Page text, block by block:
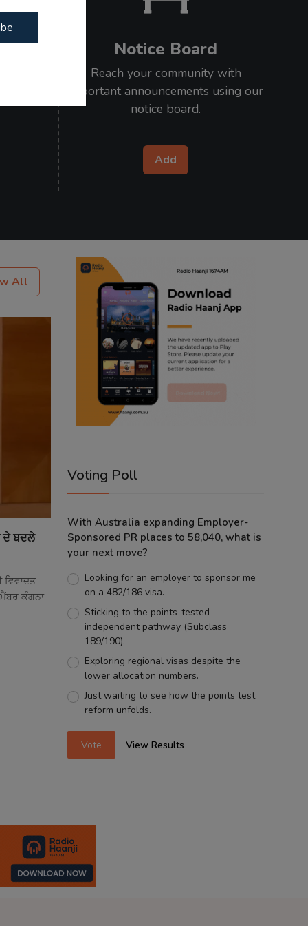
Notice Board
Reach your community with
important announcements using our
notice board.
Add
All
ਦੇ ਬਦਲੇ
ਕੰਗਨਾ
Voting Poll
With Australia expanding Employer-
Sponsored PR places to 58,040, what is
your next move?
Looking for an employer to sponsor me
on a 482/186 visa.
Sticking to the points-tested
independent pathway (Subclass
189/190).
Exploring regional visas despite the
lower allocation numbers.
Just waiting to see how the points test
reform unfolds.
Vote View Results